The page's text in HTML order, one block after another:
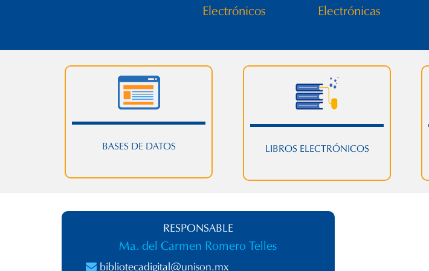
Electrónicos
Electrónicas
BASES DE DATOS LIBROS ELECTRÓNICOS
RESPONSABLE
Ma. del Carmen Romero Telles
bibliotecadigital@unison.mx